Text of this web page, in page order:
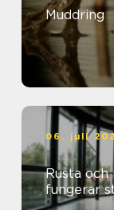
Muddring
06. juli
Rusta och
fungerar